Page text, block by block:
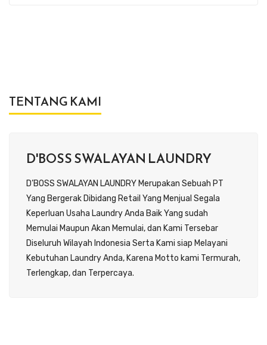
TENTANG KAMI
D'BOSS SWALAYAN LAUNDRY
D’BOSS SWALAYAN LAUNDRY Merupakan Sebuah PT
Yang Bergerak Dibidang Retail Yang Menjual Segala
Keperluan Usaha Laundry Anda Baik Yang sudah
Memulai Maupun Akan Memulai, dan Kami Tersebar
Diseluruh Wilayah Indonesia Serta Kami siap Melayani
Kebutuhan Laundry Anda, Karena Motto kami Termurah,
Terlengkap, dan Terpercaya.